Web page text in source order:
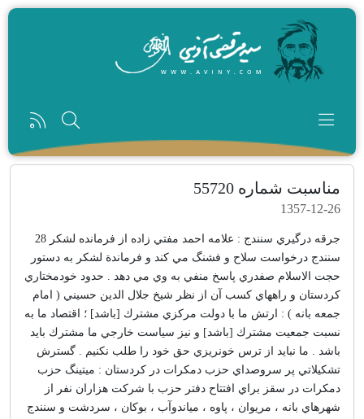
رفتن به محتوای اصلی
مناسبت شماره 55720
1357-12-26
جرقه درگيري سنندج : علامه احمد مفتي زاده از فرمانده لشكر 28
سنندج درخواست سلاح و فشنگ مي كند و فرماندة لشكر به دستور
حجت الاسلام صفدري پاسخ منفي به وي مي دهد . حدود خودمختاري
كردستان و راههاي كسب آن از نظر شيخ جلال الدين حسيني ( امام
جمعه بانه ) : ارتش ما با دولت مركزي مشترك [باشد] ؛ اقتصاد ما به
نسبت جمعيت مشترك [باشد] و نيز سياست خارجي ما مشترك بايد
باشد . ما نبايد از ترس خونريزي حق خود را طلب نكنيم . گسترش
تشكيلاتي پر سروصداي حزب دمكرات در كردستان : ميتينگ حزب
دمكرات در سقز براي افتتاح دفتر حزب با شركت هزاران نفر از
شهرهاي بانه ، مريوان ، پاوه ، مياندوآب ، بوكان ، سردشت و سنندج